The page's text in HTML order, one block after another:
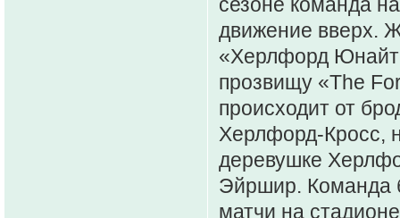
движение вверх.
«Херлфорд
прозвищу «The
происходит от
Херлфорд-Кросс,
деревушке
Эйршир. Команда
матчи на